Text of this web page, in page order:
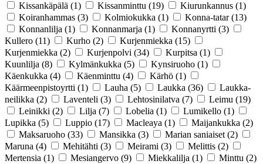
Kissankäpälä (1) Kissanminttu (19) Kiurunkannus (1)
Koiranhammas (3) Kolmiokukka (1) Konna-tatar (13)
Konnanlilja (1) Konnanmarja (1) Konnanyrtti (3)
Kullero (11) Kurho (2) Kurjenmiekka (15)
Kurjenmiekka (2) Kurjenpolvi (34) Kurpitsa (1)
Kuunlilja (8) Kylmänkukka (5) Kynsiruoho (1)
Käenkukka (4) Käenminttu (4) Kärhö (1)
Käärmeenpistoyrtti (1) Lauha (5) Laukka (36)
Laukka-
neilikka (2) Laventeli (3) Lehtosinilatva (7) Leimu (19)
Leinikki (2) Lilja (7) Lobelia (1) Lumikello (1)
Lupikka (5) Luppio (17) Macleaya (1) Maijankukka (2)
Maksaruoho (33) Mansikka (3) Marian saniaiset (2)
Maruna (4) Mehitähti (3) Meirami (3) Melittis (2)
Mertensia (1) Mesiangervo (9) Miekkalilja (1) Minttu (2)